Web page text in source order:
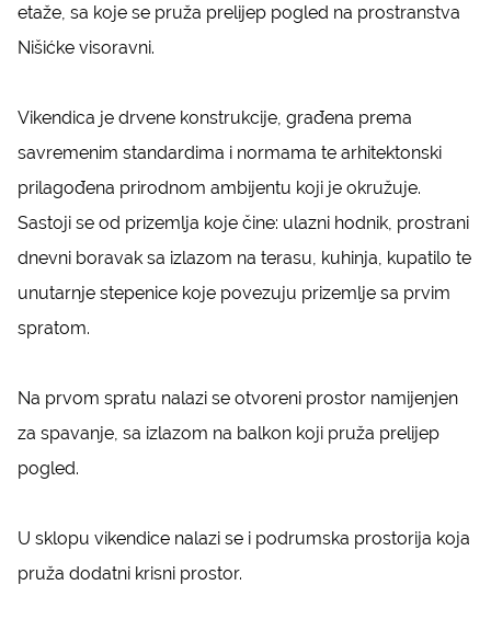
etaže, sa koje se pruža prelijep pogled na prostranstva
Nišićke visoravni.
Vikendica je drvene konstrukcije, građena prema
savremenim standardima i normama te arhitektonski
prilagođena prirodnom ambijentu koji je okružuje.
Sastoji se od prizemlja koje čine: ulazni hodnik, prostrani
dnevni boravak sa izlazom na terasu, kuhinja, kupatilo te
unutarnje stepenice koje povezuju prizemlje sa prvim
spratom.
Na prvom spratu nalazi se otvoreni prostor namijenjen
za spavanje, sa izlazom na balkon koji pruža prelijep
pogled.
U sklopu vikendice nalazi se i podrumska prostorija koja
pruža dodatni krisni prostor.